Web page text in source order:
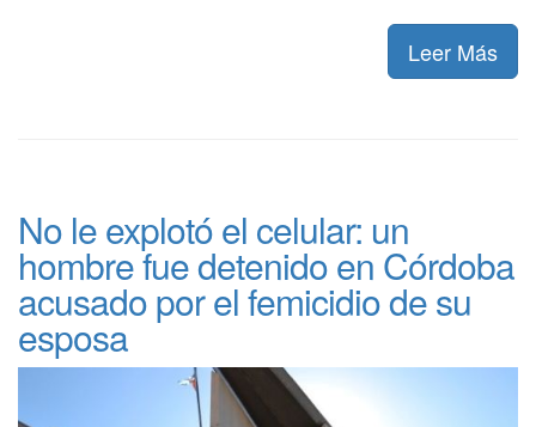
Leer Más
No le explotó el celular: un
hombre fue detenido en Córdoba
acusado por el femicidio de su
esposa